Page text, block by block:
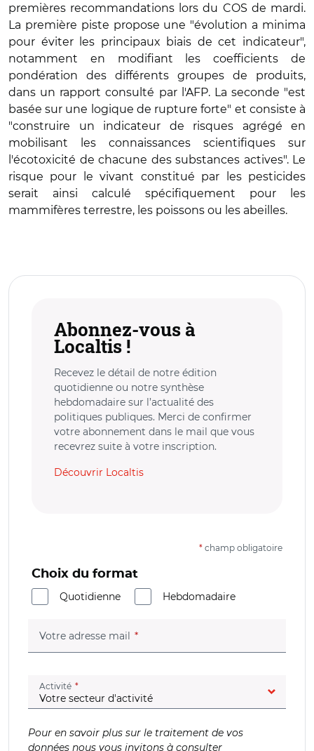
premières recommandations lors du COS de mardi.
La première piste propose une "évolution a minima
pour éviter les principaux biais de cet indicateur",
notamment en modifiant les coefficients de
pondération des différents groupes de produits,
dans un rapport consulté par l'AFP. La seconde "est
basée sur une logique de rupture forte" et consiste à
"construire un indicateur de risques agrégé en
mobilisant les connaissances scientifiques sur
l'écotoxicité de chacune des substances actives". Le
risque pour le vivant constitué par les pesticides
serait ainsi calculé spécifiquement pour les
mammifères terrestre, les poissons ou les abeilles.
Abonnez-vous à
Localtis !
Recevez le détail de notre édition
quotidienne ou notre synthèse
hebdomadaire sur l’actualité des
politiques publiques. Merci de confirmer
votre abonnement dans le mail que vous
recevrez suite à votre inscription.
Découvrir Localtis
* champ obligatoire
Choix du format
Quotidienne
Hebdomadaire
Votre adresse mail (champ obligatoire)
Activité (champ obligatoire)
Pour en savoir plus sur le traitement de vos
données nous vous invitons à consulter